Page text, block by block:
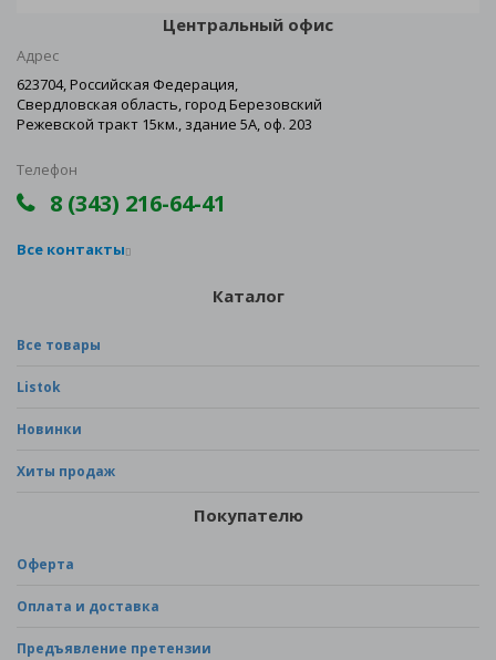
Центральный офис
Адрес
623704, Российская Федерация,
Свердловская область, город Березовский
Режевской тракт 15км., здание 5А, оф. 203
Телефон
8 (343) 216-64-41
Все контакты
Каталог
Все товары
Listok
Новинки
Хиты продаж
Покупателю
Оферта
Оплата и доставка
Предъявление претензии